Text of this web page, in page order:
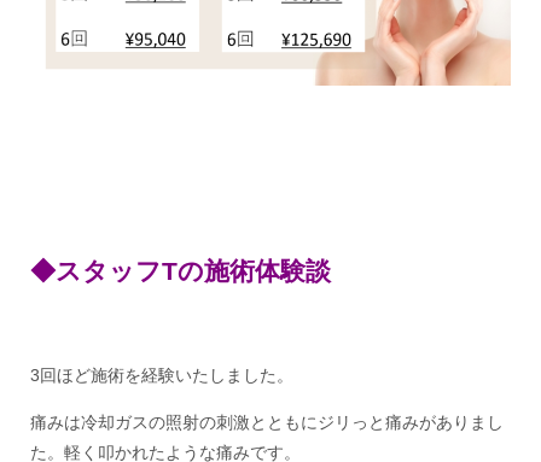
◆スタッフTの施術体験談
3回ほど施術を経験いたしました。
痛みは冷却ガスの照射の刺激とともにジリっと痛みがありまし
た。軽く叩かれたような痛みです。